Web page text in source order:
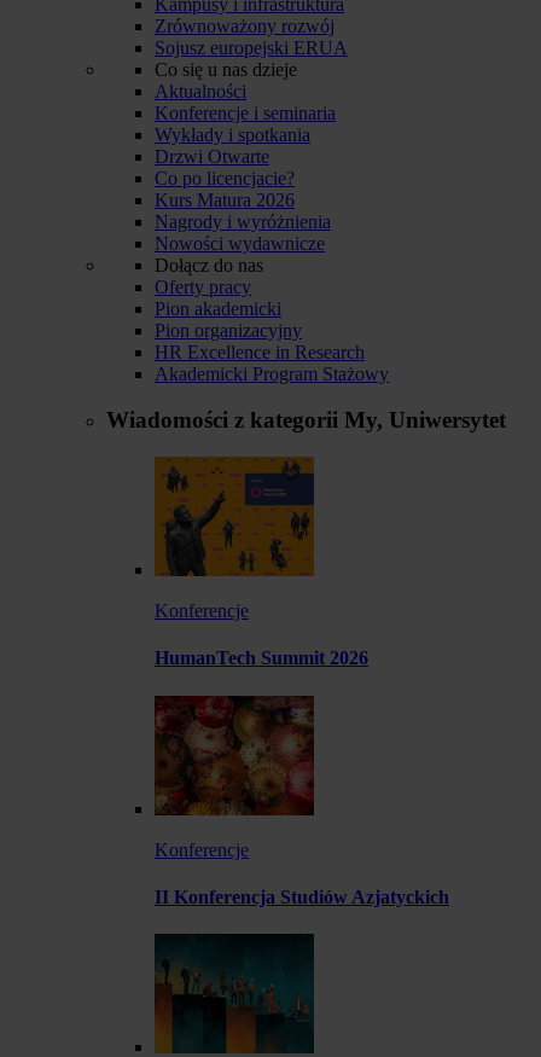
Zrównoważony rozwój
Sojusz europejski ERUA
Co się u nas dzieje
Aktualności
Konferencje i seminaria
Wykłady i spotkania
Drzwi Otwarte
Co po licencjacie?
Kurs Matura 2026
Nagrody i wyróżnienia
Nowości wydawnicze
Dołącz do nas
Oferty pracy
Pion akademicki
Pion organizacyjny
HR Excellence in Research
Akademicki Program Stażowy
Wiadomości z kategorii My, Uniwersytet
Konferencje
HumanTech Summit 2026
Konferencje
II Konferencja Studiów Azjatyckich